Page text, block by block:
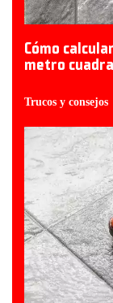
Cómo
metro
Trucos y consejos